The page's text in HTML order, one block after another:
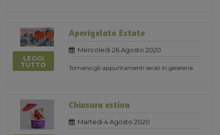
LEGGI
TUTTO
Aperigelato Estate
Mercoledi 26 Agosto 2020
Tornano gli appuntamenti serali in gelateria
Chiusura estiva
Martedi 4 Agosto 2020